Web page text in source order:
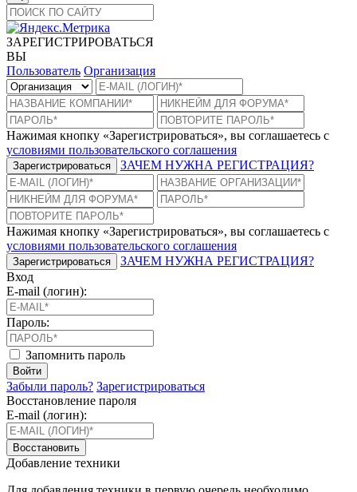
ЗАРЕГИСТРИРОВАТЬСЯ
ВЫ
Пользователь Организация
Нажимая кнопку «Зарегистрироваться», вы соглашаетесь с
условиями пользовательского соглашения
Зарегистрироваться ЗАЧЕМ НУЖНА РЕГИСТРАЦИЯ?
Нажимая кнопку «Зарегистрироваться», вы соглашаетесь с
условиями пользовательского соглашения
Зарегистрироваться
ЗАЧЕМ НУЖНА РЕГИСТРАЦИЯ?
Вход
E-mail (логин):
Пароль:
Запомнить пароль
Войти
Забыли пароль? Зарегистрироваться
Восстановление пароля
E-mail (логин):
Восстановить
Добавление техники